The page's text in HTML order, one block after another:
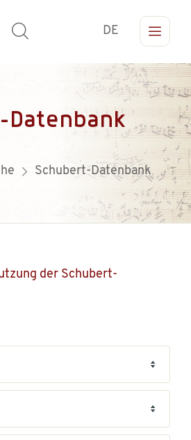
DE
Datenbank
Schubert-Datenbank
der Schubert-